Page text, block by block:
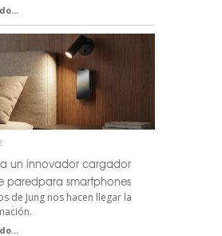
un innovador cargador
paredpara smartphones
de Jung nos hacen llegar la